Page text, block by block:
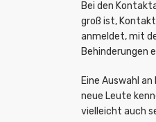
Bei den
groß ist,
anmeldet, mit
Behinderungen
Eine Auswahl
neue Leute
vielleicht auch